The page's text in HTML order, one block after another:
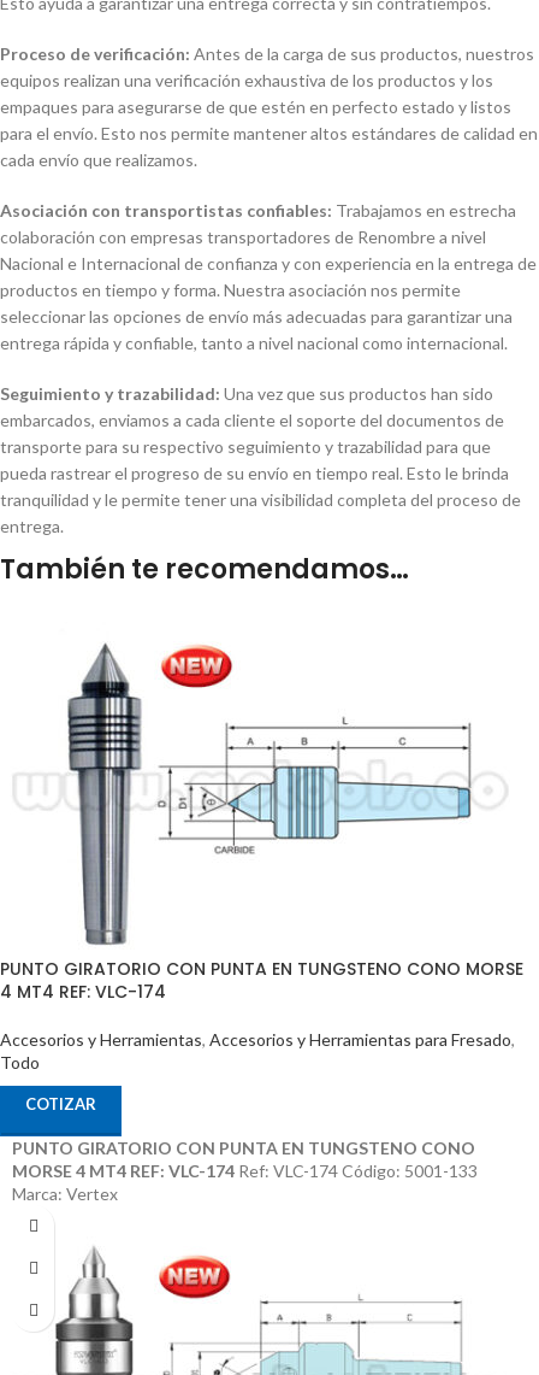
Proceso de verificación: Antes de la carga de sus productos, nuestros
equipos realizan una verificación exhaustiva de los productos y los
empaques para asegurarse de que estén en perfecto estado y listos
para el envío. Esto nos permite mantener altos estándares de calidad en
cada envío que realizamos.
Asociación con transportistas confiables: Trabajamos en estrecha
colaboración con empresas transportadores de Renombre a nivel
Nacional e Internacional de confianza y con experiencia en la entrega de
productos en tiempo y forma. Nuestra asociación nos permite
seleccionar las opciones de envío más adecuadas para garantizar una
entrega rápida y confiable, tanto a nivel nacional como internacional.
Seguimiento y trazabilidad: Una vez que sus productos han sido
embarcados, enviamos a cada cliente el soporte del documentos de
transporte para su respectivo seguimiento y trazabilidad para que
pueda rastrear el progreso de su envío en tiempo real. Esto le brinda
tranquilidad y le permite tener una visibilidad completa del proceso de
entrega.
También te recomendamos…
PUNTO GIRATORIO CON PUNTA EN TUNGSTENO CONO MORSE
4 MT4 REF: VLC-174
Accesorios y Herramientas, Accesorios y Herramientas para Fresado,
Todo
COTIZAR
PUNTO GIRATORIO CON PUNTA EN TUNGSTENO CONO
MORSE 4 MT4 REF: VLC-174 Ref: VLC-174 Código: 5001-133
Marca: Vertex